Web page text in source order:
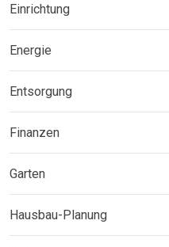
Einrichtung
Energie
Entsorgung
Finanzen
Garten
Hausbau-Planung